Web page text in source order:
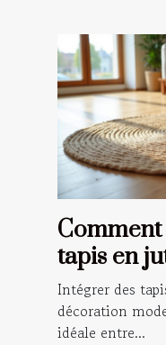
tapis en
Intégrer des
décoration
idéale entre...